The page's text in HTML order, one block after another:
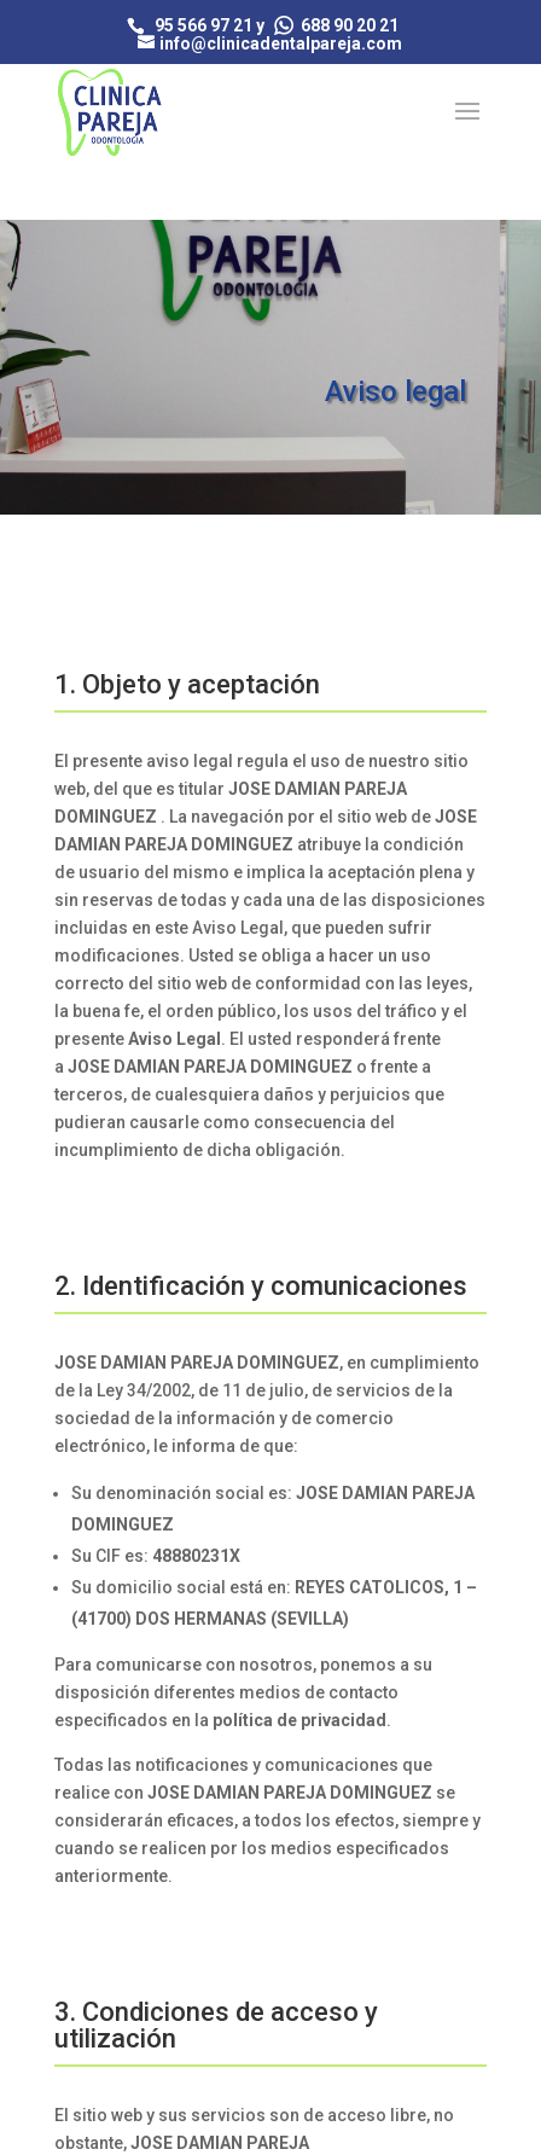
95 566 97 21 y
688 90 20 21
info@clinicadentalpareja.com
Aviso legal
1. Objeto y aceptación
El presente aviso legal regula el uso de nuestro sitio
web, del que es titular JOSE DAMIAN PAREJA
DOMINGUEZ . La navegación por el sitio web deJOSE
DAMIAN PAREJA DOMINGUEZ atribuye la condición
de usuario del mismo e implica la aceptación plena y
sin reservas de todas y cada una de las disposiciones
incluidas en este Aviso Legal, que pueden sufrir
modificaciones. Usted se obliga a hacer un uso
correcto del sitio web de conformidad con las leyes,
la buena fe, el orden público, los usos del tráfico y el
presenteAviso Legal . El usted responderá frente
a JOSE DAMIAN PAREJA DOMINGUEZ o frente a
terceros, de cualesquiera daños y perjuicios que
pudieran causarle como consecuencia del
incumplimiento de dicha obligación.
2. Identificación y comunicaciones
JOSE DAMIAN PAREJA DOMINGUEZ, en cumplimiento
de la Ley 34/2002, de 11 de julio, de servicios de la
sociedad de la información y de comercio
electrónico, le informa de que:
Su denominación social es: JOSE DAMIAN PAREJA
DOMINGUEZ
Su CIF es: 48880231X
Su domicilio social está en: REYES CATOLICOS, 1 –
(41700) DOS HERMANAS (SEVILLA)
Para comunicarse con nosotros, ponemos a su
disposición diferentes medios de contacto
especificados en la política de privacidad .
Todas las notificaciones y comunicaciones que
realice con JOSE DAMIAN PAREJA DOMINGUEZ se
considerarán eficaces, a todos los efectos, siempre y
cuando se realicen por los medios especificados
anteriormente.
3. Condiciones de acceso y
utilización
El sitio web y sus servicios son de acceso libre, no
obstante,JOSE DAMIAN PAREJA